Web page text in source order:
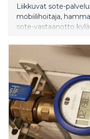
Liikkuvat sote-
mobiilihoitaja,
sote-vastaanotto
30.11.2022 alkaa
kuulemaan,
kentän
teknologia voisivat